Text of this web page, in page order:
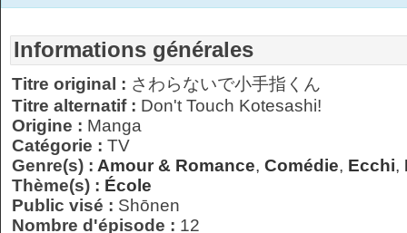
Informations générales
Titre original : さわらないで小手指くん
Titre alternatif : Don't Touch Kotesashi!
Origine : Manga
Catégorie : TV
Genre(s) : Amour & Romance, Comédie, Ecchi,
Thème(s) : École
Public visé : Shōnen
Nombre d'épisode : 12